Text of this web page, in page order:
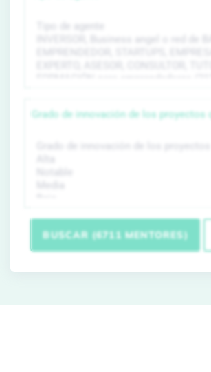
Grado de innovación de los proyectos
BUSCAR (6711 MENTORES)